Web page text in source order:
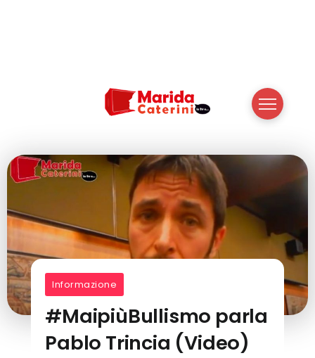
Informazione
#MaipiùBullismo parla
Pablo Trincia (Video)